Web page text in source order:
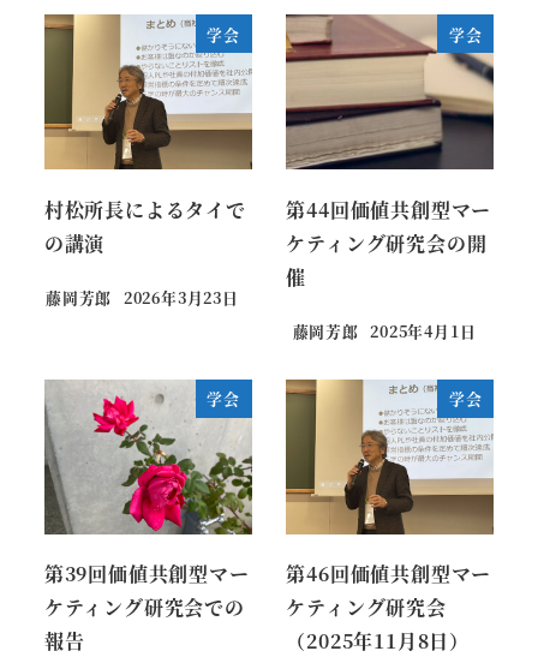
学会
村松所長によるタイで
の講演
藤岡芳郎 2026年3月23日
学会
第44回価値共創型マー
ケティング研究会の開
催
藤岡芳郎 2025年4月1日
学会
第39回価値共創型マー
ケティング研究会での
報告
学会
第46回価値共創型マー
ケティング研究会
（2025年11月8日）